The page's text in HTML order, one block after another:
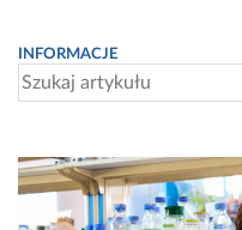
INFORMACJE